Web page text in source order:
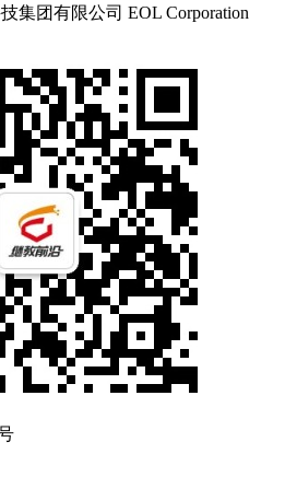
集团有限公司 EOL Corporation